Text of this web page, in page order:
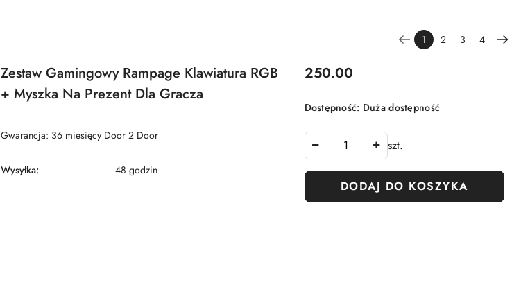
1 2 3 4
Zestaw Gamingowy Rampage Klawiatura RGB
+ Myszka Na Prezent Dla Gracza
Gwarancja: 36 miesięcy Door 2 Door
Wysyłka: 48 godzin
Cena:
250.00
Dostępność: Duża dostępność
szt.
DODAJ DO KOSZYKA